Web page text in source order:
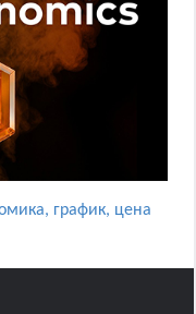
график, цена